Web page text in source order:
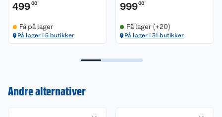
49900
Få på lager
På lager i 5 butikker
99900
På lager (+20)
På lager i 31 butikker
Andre alternativer
Om oss
Kontakt oss